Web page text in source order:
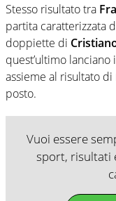
Stesso risultato tra
partita caratterizzata
doppiette di
quest’ultimo
assieme al risultato
posto.
Vuoi essere
sport, risultati